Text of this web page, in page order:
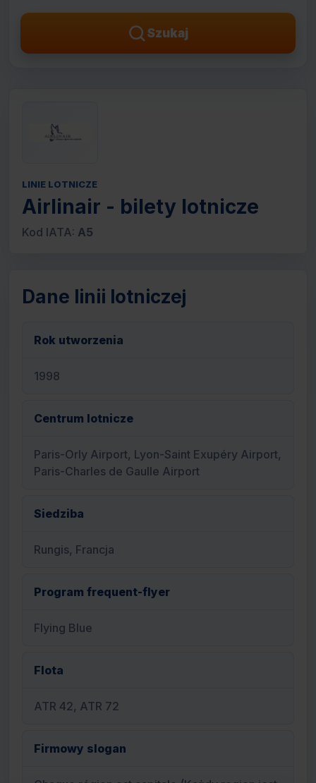
Szukaj
LINIE LOTNICZE
Airlinair - bilety lotnicze
Kod IATA: A5
Dane linii lotniczej
Rok utworzenia
1998
Centrum lotnicze
Paris-Orly Airport, Lyon-Saint Exupéry Airport,
Paris-Charles de Gaulle Airport
Siedziba
Rungis, Francja
Program frequent-flyer
Flying Blue
Flota
ATR 42, ATR 72
Firmowy slogan